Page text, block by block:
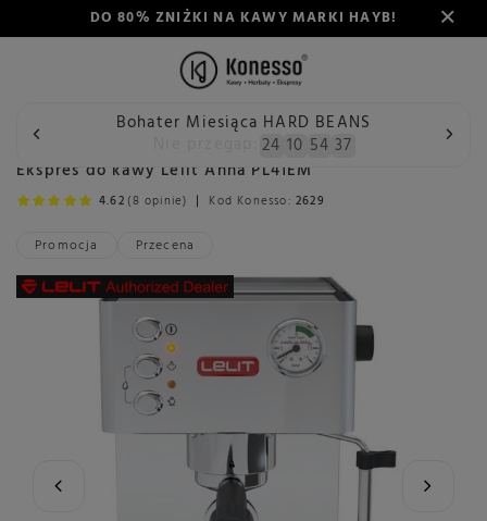
DO 80% ZNIŻKI NA KAWY MARKI HAYB!
Bohater Miesiąca HARD BEANS
24 10 54 35
Wstecz Konesso Ekspresy do kawy Rodzaj Kolbowy
Promocja Przecena
Ekspres do kawy Lelit Anna PL41EM
4.62 (8 opinie) Kod Konesso: 2629